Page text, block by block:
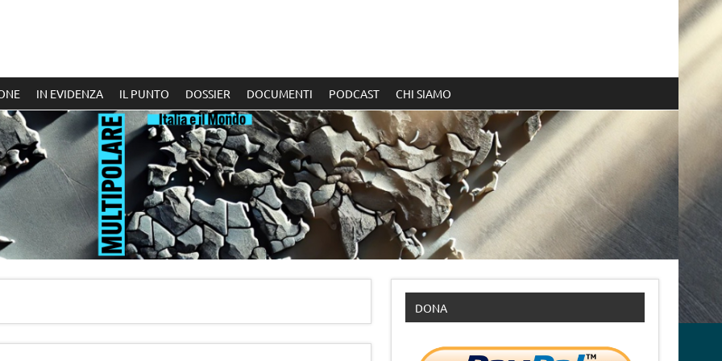
IN EVIDENZA IL PUNTO DOSSIER DOCUMENTI PODCAST CHI SIAMO
DONA